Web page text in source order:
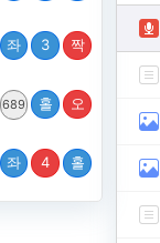
좌 3 짝
689 홀 오
좌 4 홀